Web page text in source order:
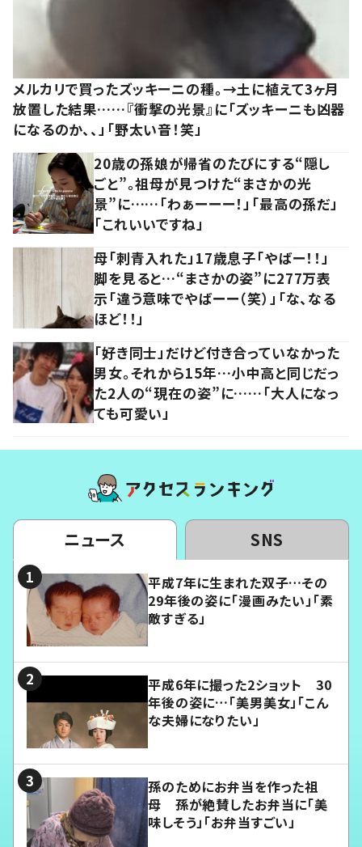
メルカリで買ったズッキーニの種。→土に植えて3ヶ月
放置した結果……『衝撃の光景』に「ズッキーニも凶器
になるのか、、」「野太い音！笑」
20歳の孫娘が帰省のたびにする“隠し
ごと”。祖母が見つけた“まさかの光
景”に……「わぁーーー！」「最高の孫だ」
「これいいですね」
母「刺青入れた」17歳息子「やばー！！」
脚を見ると…“まさかの姿”に277万表
示「違う意味でやばーー（笑）」「な、なる
ほど！！」
「好き同士」だけど付き合っていなかった
男女。それから15年…小中高と同じだっ
た2人の“現在の姿”に……「大人になっ
ても可愛い」
ニュース SNS
平成7年に生まれた双子…その
29年後の姿に「漫画みたい」「素
敵すぎる」
平成6年に撮った2ショット 30
年後の姿に…「美男美女」「こん
な夫婦になりたい」
孫のためにお弁当を作った祖
母 孫が絶賛したお弁当に「美
味しそう」「お弁当すごい」